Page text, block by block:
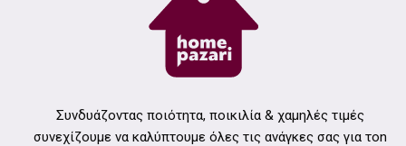
Συνδυάζοντας ποιότητα, ποικιλία & χαμηλές τιμές
συνεχίζουμε να καλύπτουμε όλες τις ανάγκες σας για τοn